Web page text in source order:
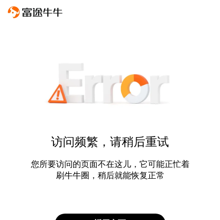
访问频繁，请稍后重试
您所要访问的页面不在这儿，它可能正忙着
刷牛牛圈，稍后就能恢复正常